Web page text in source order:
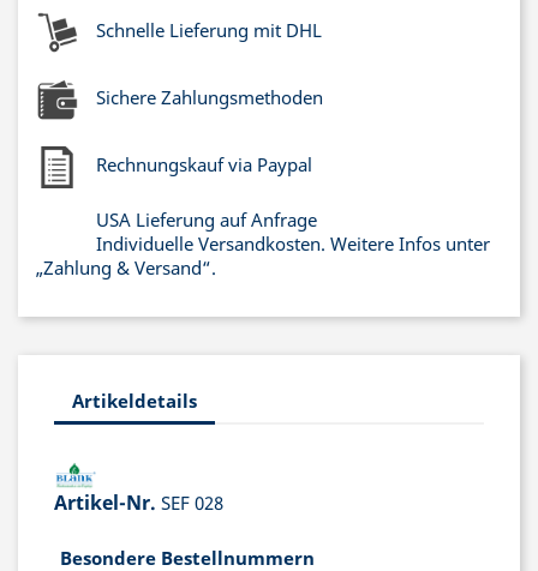
Schnelle Lieferung mit DHL
Sichere Zahlungsmethoden
Rechnungskauf via Paypal
USA Lieferung auf Anfrage
Individuelle Versandkosten. Weitere Infos unter
„Zahlung & Versand“.
Artikeldetails
Artikel-Nr. SEF 028
Besondere Bestellnummern